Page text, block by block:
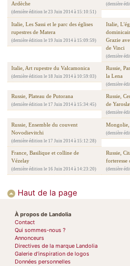
Ardèche
(dernière édition le 23 Juin 2014 à 15:10:51)
(dernière
Italie, Les Sassi et le parc des églises
rupestres de Matera
(dernière édition le 19 Juin 2014 à 15:09:59)
Italie,
Grazie
de Vinci
(dernière
Italie, Art rupestre du Valcamonica
(dernière édition le 18 Juin 2014 à 10:59:03)
Russie,
la Lena
(dernière
Russie, Plateau de Putorana
(dernière édition le 17 Juin 2014 à 15:34:45)
Russie,
de
(dernière
Russie, Ensemble du couvent
Novodievitchi
(dernière édition le 17 Juin 2014 à 15:12:28)
Mongolie,
(dernière
France, Basilique et colline de
Vézelay
(dernière édition le 16 Juin 2014 à 14:23:20)
Russie,
forteresse
(dernière
Haut de la page
À propos de Landolia
Contact
Qui sommes-nous ?
Annonceurs
Directives de la marque Landolia
Galerie d’inspiration de logos
Données personnelles